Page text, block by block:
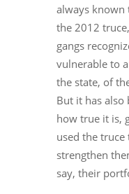
always known
the 2012
gangs
vulnerable to
the state, of
But it has also
how true it is,
used the
strengthen
say, their